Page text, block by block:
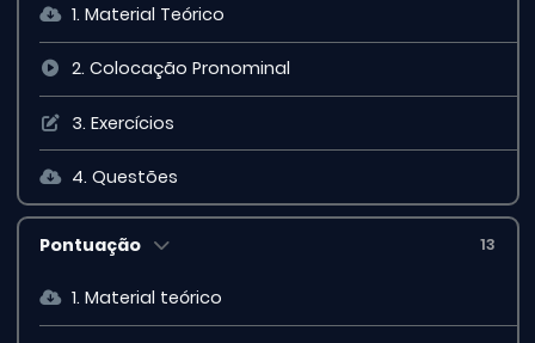
1. Material Teórico
2. Colocação Pronominal
3. Exercícios
4. Questões
Pontuação 13
1. Material teórico